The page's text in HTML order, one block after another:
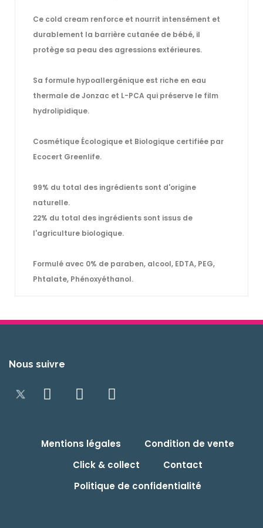
Ce cold cream renforce et nourrit intensément et
durablement la barrière cutanée de bébé, il
protège sa peau des agressions extérieures.
Sa formule hypoallergénique est riche en eau
thermale de Jonzac et L-PCA qui préserve le film
hydrolipidique.
Cosmétique Écologique et Biologique certifiée par
Ecocert Greenlife.
99% du total des ingrédients sont d'origine
naturelle.
22% du total des ingrédients sont issus de
l'agriculture biologique.
Formulé avec 0% de paraben, alcool, EDTA, PEG,
Phtalate, Phénoxyéthanol.
Nous suivre
Mentions légales
Condition de vente
Click & collect
Contact
Politique de confidentialité